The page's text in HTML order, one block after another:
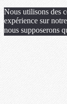
Nous utilisons des
expérience sur
nous supposerons